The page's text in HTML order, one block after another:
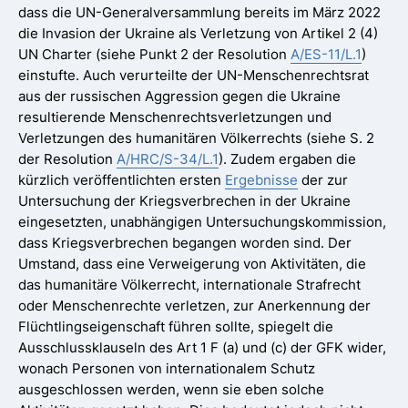
dass die UN-Generalversammlung bereits im März 2022
die Invasion der Ukraine als Verletzung von Artikel 2 (4)
UN Charter (siehe Punkt 2 der Resolution A/ES-11/L.1)
einstufte. Auch verurteilte der UN-Menschenrechtsrat
aus der russischen Aggression gegen die Ukraine
resultierende Menschenrechtsverletzungen und
Verletzungen des humanitären Völkerrechts (siehe S. 2
der Resolution A/HRC/S-34/L.1). Zudem ergaben die
kürzlich veröffentlichten ersten Ergebnisse der zur
Untersuchung der Kriegsverbrechen in der Ukraine
eingesetzten, unabhängigen Untersuchungskommission,
dass Kriegsverbrechen begangen worden sind. Der
Umstand, dass eine Verweigerung von Aktivitäten, die
das humanitäre Völkerrecht, internationale Strafrecht
oder Menschenrechte verletzen, zur Anerkennung der
Flüchtlingseigenschaft führen sollte, spiegelt die
Ausschlussklauseln des Art 1 F (a) und (c) der GFK wider,
wonach Personen von internationalem Schutz
ausgeschlossen werden, wenn sie eben solche